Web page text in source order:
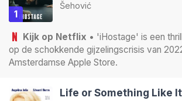
1
Šehović
Kijk op Netflix • 'iHostage' is een
op de schokkende gijzelingscrisis van
Amsterdamse Apple Store.
Life or Something Like